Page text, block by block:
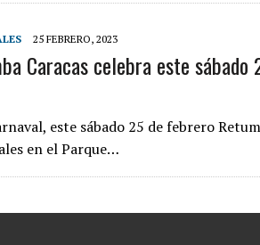
25 FEBRERO, 2023
Caracas celebra este
este sábado 25 de febrero
en el Parque…